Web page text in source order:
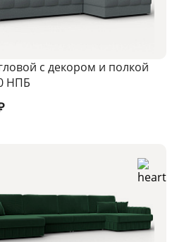
с декором и полкой
НПБ